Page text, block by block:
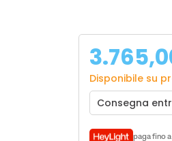
Disponibile su
Consegna
paga fino a